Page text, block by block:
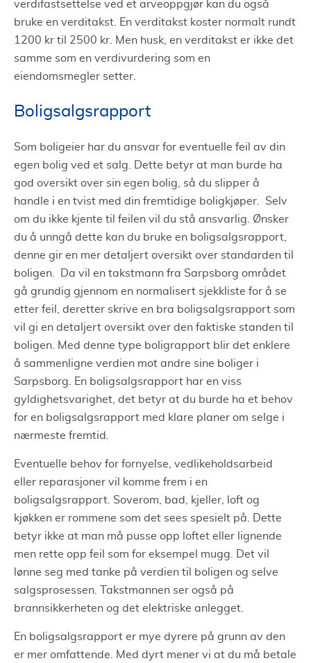
verdifastsettelse ved et arveoppgjør kan du også
bruke en verditakst. En verditakst koster normalt rundt
1200 kr til 2500 kr. Men husk, en verditakst er ikke det
samme som en verdivurdering som en
eiendomsmegler setter.
Boligsalgsrapport
Som boligeier har du ansvar for eventuelle feil av din
egen bolig ved et salg. Dette betyr at man burde ha
god oversikt over sin egen bolig, så du slipper å
handle i en tvist med din fremtidige boligkjøper. Selv
om du ikke kjente til feilen vil du stå ansvarlig. Ønsker
du å unngå dette kan du bruke en boligsalgsrapport,
denne gir en mer detaljert oversikt over standarden til
boligen. Da vil en takstmann fra Sarpsborg området
gå grundig gjennom en normalisert sjekkliste for å se
etter feil, deretter skrive en bra boligsalgsrapport som
vil gi en detaljert oversikt over den faktiske standen til
boligen. Med denne type boligrapport blir det enklere
å sammenligne verdien mot andre sine boliger i
Sarpsborg. En boligsalgsrapport har en viss
gyldighetsvarighet, det betyr at du burde ha et behov
for en boligsalgsrapport med klare planer om selge i
nærmeste fremtid.
Eventuelle behov for fornyelse, vedlikeholdsarbeid
eller reparasjoner vil komme frem i en
boligsalgsrapport. Soverom, bad, kjeller, loft og
kjøkken er rommene som det sees spesielt på. Dette
betyr ikke at man må pusse opp loftet eller lignende
men rette opp feil som for eksempel mugg. Det vil
lønne seg med tanke på verdien til boligen og selve
salgsprosessen. Takstmannen ser også på
brannsikkerheten og det elektriske anlegget.
En boligsalgsrapport er mye dyrere på grunn av den
er mer omfattende. Med dyrt mener vi at du må betale